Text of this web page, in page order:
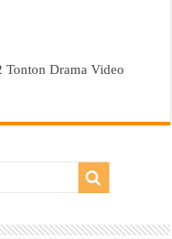
Tonton Drama Video